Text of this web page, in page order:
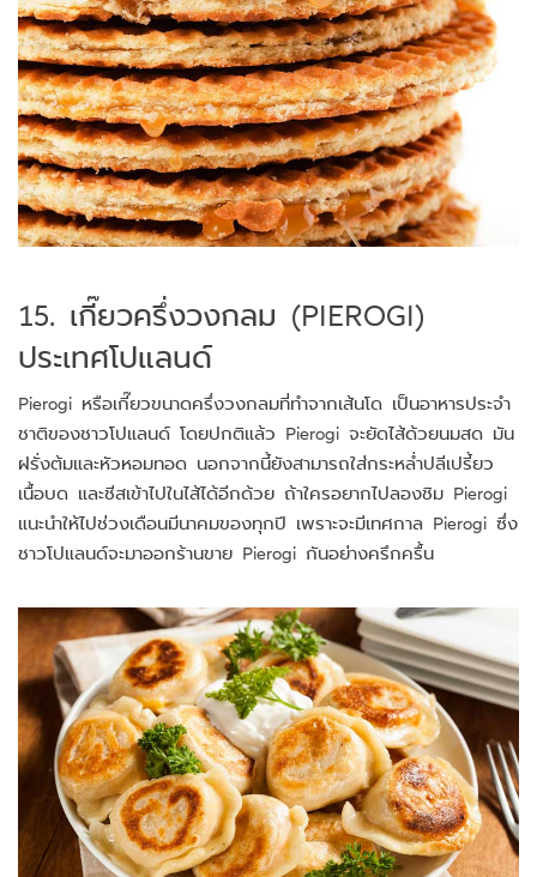
15. เกี๊ยวครึ่งวงกลม (PIEROGI)
ประเทศโปแลนด์
Pierogi หรือเกี๊ยวขนาดครึ่งวงกลมที่ทำจากเส้นโด เป็นอาหารประจำ
ชาติของชาวโปแลนด์ โดยปกติแล้ว Pierogi จะยัดไส้ด้วยนมสด มัน
ฝรั่งต้มและหัวหอมทอด นอกจากนี้ยังสามารถใส่กระหล่ำปลีเปรี้ยว
เนื้อบด และชีสเข้าไปในไส้ได้อีกด้วย ถ้าใครอยากไปลองชิม Pierogi
แนะนำให้ไปช่วงเดือนมีนาคมของทุกปี เพราะจะมีเทศกาล Pierogi ซึ่ง
ชาวโปแลนด์จะมาออกร้านขาย Pierogi กันอย่างครึกครื้น